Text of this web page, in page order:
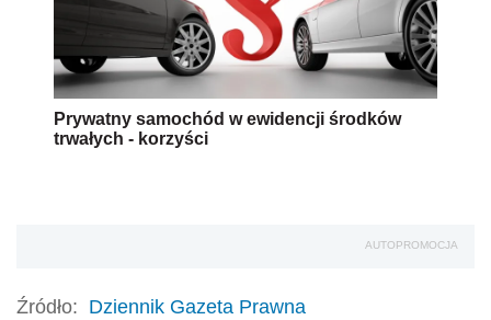
Prywatny samochód w ewidencji środków
trwałych - korzyści
AUTOPROMOCJA
Źródło: Dziennik Gazeta Prawna